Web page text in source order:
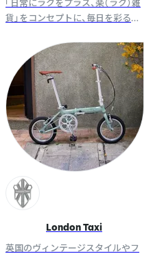
「日常にラクをプラス、楽（ラク）雑
貨」をコンセプトに、毎日を彩る雑
London Taxi
英国のヴィンテージスタイルやフ